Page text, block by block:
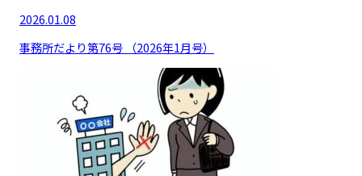
2026.01.08
事務所だより第76号 （2026年1月号）